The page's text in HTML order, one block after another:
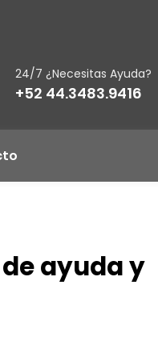
24/7 ¿Necesitas Ayuda?
+52 44.3483.9416
ayuda y